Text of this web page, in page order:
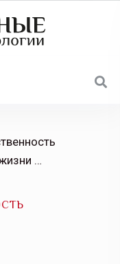
/ Сотрудники СберСтрахования жизни приняли участие в донорстве крови